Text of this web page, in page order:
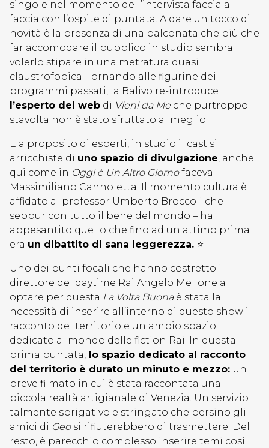
singole nel momento dell’intervista faccia a
faccia con l’ospite di puntata. A dare un tocco di
novità è la presenza di una balconata che più che
far accomodare il pubblico in studio sembra
volerlo stipare in una metratura quasi
claustrofobica. Tornando alle figurine dei
programmi passati, la Balivo re-introduce
l’esperto del web di Vieni da Me che purtroppo
stavolta non è stato sfruttato al meglio.
E a proposito di esperti, in studio il cast si
arricchiste di uno spazio di divulgazione, anche
qui come in Oggi è Un Altro Giornofaceva
Massimiliano Cannoletta. Il momento cultura è
affidato al professor Umberto Broccoli che –
seppur con tutto il bene del mondo – ha
appesantito quello che fino ad un attimo prima
era un dibattito di sana leggerezza. ⭐
Uno dei punti focali che hanno costretto il
direttore del daytime Rai Angelo Mellone a
optare per questa La Volta Buonaè stata la
necessità di inserire all’interno di questo show il
racconto del territorio e un ampio spazio
dedicato al mondo delle fiction Rai. In questa
prima puntata, lo spazio dedicato al racconto
del territorio è durato un minuto e mezzo: un
breve filmato in cui è stata raccontata una
piccola realtà artigianale di Venezia. Un servizio
talmente sbrigativo e stringato che persino gli
amici di Geosi rifiuterebbero di trasmettere. Del
resto, è parecchio complesso inserire temi così